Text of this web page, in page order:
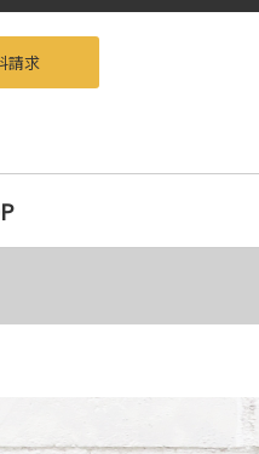
リノベーション専門店beans』
請求